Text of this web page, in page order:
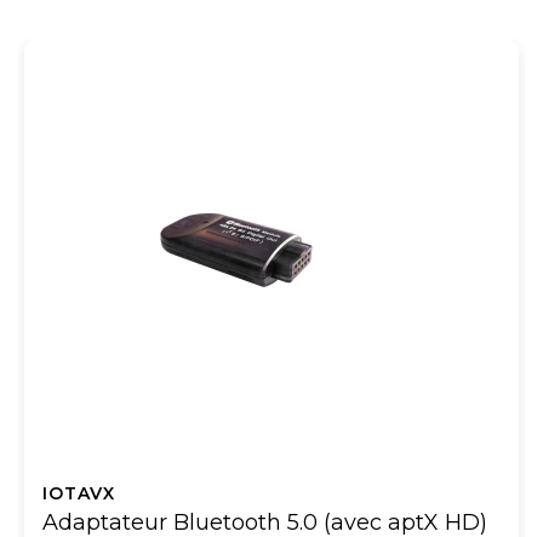
IOTAVX
Adaptateur Bluetooth 5.0 (avec aptX HD)